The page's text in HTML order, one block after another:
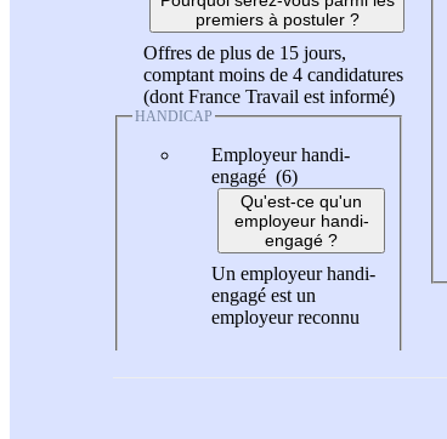
premiers à postuler ?
Offres de plus de 15 jours,
comptant moins de 4 candidatures
(dont France Travail est informé)
HANDICAP
Employeur handi-
engagé (6)
Qu'est-ce qu'un
employeur handi-
engagé ?
Un employeur handi-
engagé est un
employeur reconnu